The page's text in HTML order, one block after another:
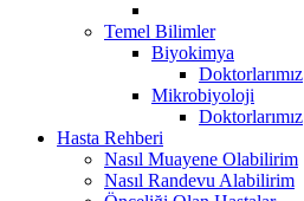
Temel Bilimler
Biyokimya
Doktorlarımız
Mikrobiyoloji
Doktorlarımız
Hasta Rehberi
Nasıl Muayene Olabilirim
Nasıl Randevu Alabilirim